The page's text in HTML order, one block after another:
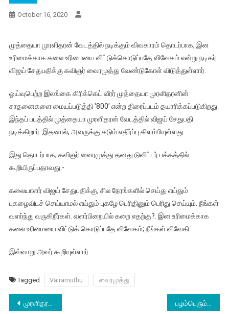
October 16, 2020
முத்தையா முரளிதரன் வேடத்தில் நடிக்கும் விவகாரம் தொடர்பாக, இன
உரிமைக்காக கலை உரிமையை விட்டுக்கொடுப்பதே விவேகம் என்று நடிகர்
விஜய் சேதுபதிக்கு கவிஞர் வைரமுத்து வேண்டுகோள் விடுத்துள்ளார்.
ஓய்வுபெற்ற இலங்கை கிரிக்கெட் வீரர் முத்தையா முரளிதரனின்
சாதனைகளை மையப்படுத்தி ‘800’ என்ற திரைப்படம் தயாரிக்கப்படுகிறது.
இந்தப் படத்தில் முத்தையா முரளிதரன் வேடத்தில் விஜய் சேதுபதி
நடிக்கிறார். இதனால், அவருக்கு கடும் எதிர்ப்பு கிளம்பியுள்ளது.
இது தொடர்பாக, கவிஞர் வைரமுத்து தனது டுவிட்டர் பக்கத்தில்
கூறியிருப்பதாவது:-
கலையாளர் விஜய் சேதுபதிக்கு, சில நேரங்களில் செய்து எய்தும்
புகழைவிடச் செய்யாமல் எய்தும் புகழே பெரிதினும் பெரிது செய்யும். நீங்கள்
வளர்ந்து வருகிறீர்கள். வளர்பிறையில் கறை எதற்கு?. இன உரிமைக்காக
கலை உரிமையை விட்டுக் கொடுப்பதே விவேகம்; நீங்கள் விவேகி.
இவ்வாறு அவர் கூறியுள்ளார்
Tagged Vairamuthu வைரமுத்து
Post
முரளிதரனின் பயோபிக்கில் விஜய் சேதுபதி….டிரெண்டாகும் ஹேஷ்டேக் பழம்பெரும் பெண் ஆடை வடிவமைப்பாளர் பானு ஆதெய்யா காலமானார்.